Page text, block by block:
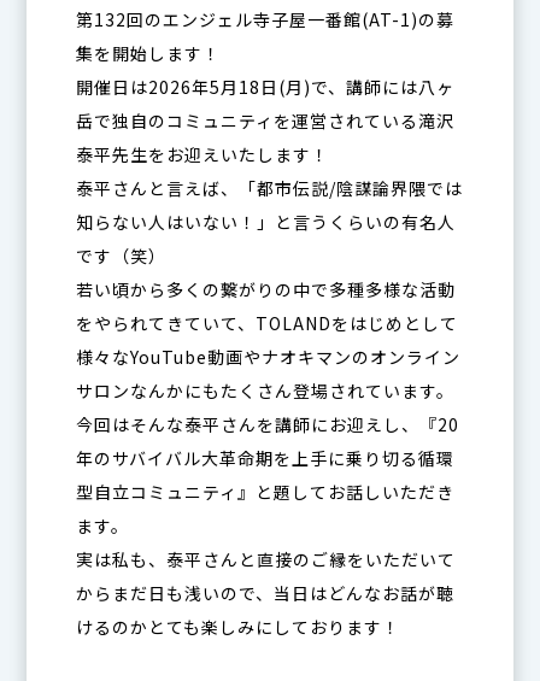
第132回のエンジェル寺子屋一番館(AT-1)の募
集を開始します！
開催日は2026年5月18日(月)で、講師には八ヶ
岳で独自のコミュニティを運営されている滝沢
泰平先生をお迎えいたします！
泰平さんと言えば、「都市伝説/陰謀論界隈では
知らない人はいない！」と言うくらいの有名人
です（笑）
若い頃から多くの繋がりの中で多種多様な活動
をやられてきていて、TOLANDをはじめとして
様々なYouTube動画やナオキマンのオンライン
サロンなんかにもたくさん登場されています。
今回はそんな泰平さんを講師にお迎えし、『20
年のサバイバル大革命期を上手に乗り切る循環
型自立コミュニティ』と題してお話しいただき
ます。
実は私も、泰平さんと直接のご縁をいただいて
からまだ日も浅いので、当日はどんなお話が聴
けるのかとても楽しみにしております！